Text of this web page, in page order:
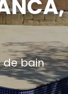
de bain